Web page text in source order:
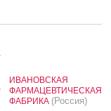
ИВАНОВСКАЯ
ФАРМАЦЕВТИЧЕСКАЯ
ФАБРИКА (Россия)